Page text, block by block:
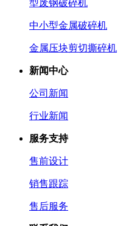
型废钢破碎机
中小型金属破碎机
金属压块剪切撕碎机
新闻中心
公司新闻
行业新闻
服务支持
售前设计
销售跟踪
售后服务